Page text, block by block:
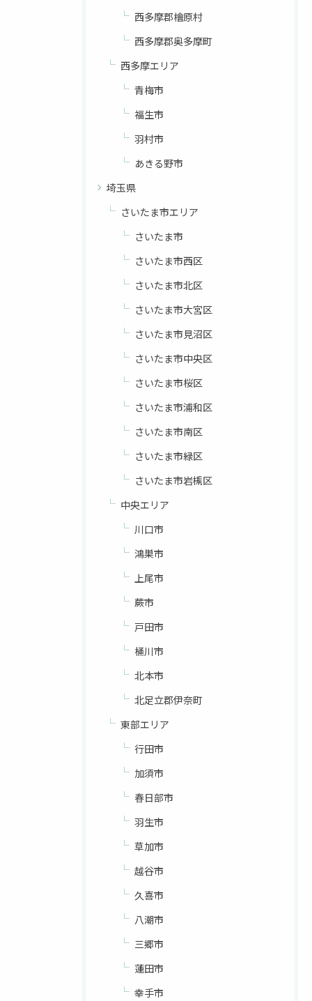
西多摩郡檜原村
西多摩郡奥多摩町
西多摩エリア
青梅市
福生市
羽村市
あきる野市
埼玉県
さいたま市エリア
さいたま市
さいたま市西区
さいたま市北区
さいたま市大宮区
さいたま市見沼区
さいたま市中央区
さいたま市桜区
さいたま市浦和区
さいたま市南区
さいたま市緑区
さいたま市岩槻区
中央エリア
川口市
鴻巣市
上尾市
蕨市
戸田市
桶川市
北本市
北足立郡伊奈町
東部エリア
行田市
加須市
春日部市
羽生市
草加市
越谷市
久喜市
八潮市
三郷市
蓮田市
幸手市